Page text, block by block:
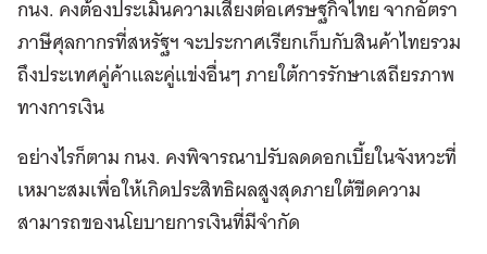
กนง. คงต้องประเมินความเสี่ยงต่อเศรษฐกิจไทย จากอัตรา
ภาษีศุลกากรที่สหรัฐฯ จะประกาศเรียกเก็บกับสินค้าไทยรวม
ถึงประเทศคู่ค้าและคู่แข่งอื่นๆ ภายใต้การรักษาเสถียรภาพ
ทางการเงิน
อย่างไรก็ตาม กนง. คงพิจารณาปรับลดดอกเบี้ยในจังหวะที่
เหมาะสมเพื่อให้เกิดประสิทธิผลสูงสุดภายใต้ขีดความ
สามารถของนโยบายการเงินที่มีจำกัด